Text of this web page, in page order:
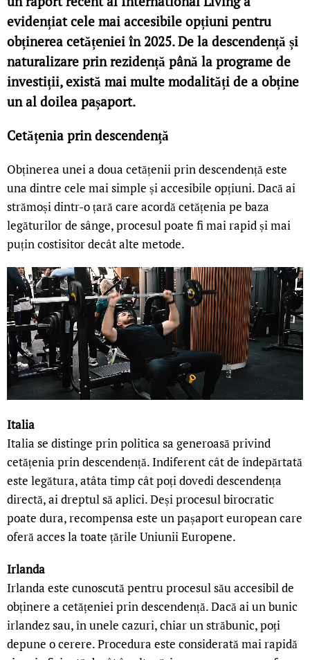
evidențiat cele mai accesibile opțiuni pentru
obținerea cetățeniei în 2025. De la descendență și
naturalizare prin rezidență până la programe de
investiții, există mai multe modalități de a obține
un al doilea pașaport.
Cetățenia prin descendență
Obținerea unei a doua cetățenii prin descendență este
una dintre cele mai simple și accesibile opțiuni. Dacă ai
strămoși dintr-o țară care acordă cetățenia pe baza
legăturilor de sânge, procesul poate fi mai rapid și mai
puțin costisitor decât alte metode.
Italia
Italia se distinge prin politica sa generoasă privind
cetățenia prin descendență. Indiferent cât de îndepărtată
este legătura, atâta timp cât poți dovedi descendența
directă, ai dreptul să aplici. Deși procesul birocratic
poate dura, recompensa este un pașaport european care
oferă acces la toate țările Uniunii Europene.
Irlanda
Irlanda este cunoscută pentru procesul său accesibil de
obținere a cetățeniei prin descendență. Dacă ai un bunic
irlandez sau, în unele cazuri, chiar un străbunic, poți
depune o cerere. Procedura este considerată mai rapidă